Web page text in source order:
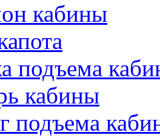
кабины
подъема
кабины
подъема